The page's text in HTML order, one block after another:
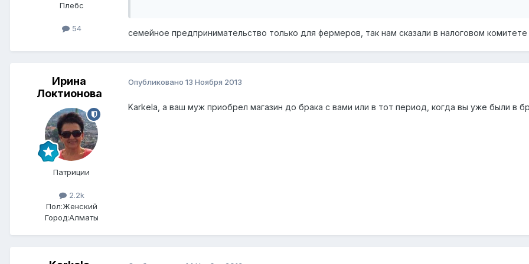
Плебс
54 семейное предпринимательство только для фермеров, так нам сказали в налоговом комитете
Ирина
Локтионова
Патриции
2.2k
Пол:Женский
Город:Алматы
Опубликовано 13 Ноября 2013
Karkela, а ваш муж приобрел магазин до брака с вами или в тот период, когда вы уже были в